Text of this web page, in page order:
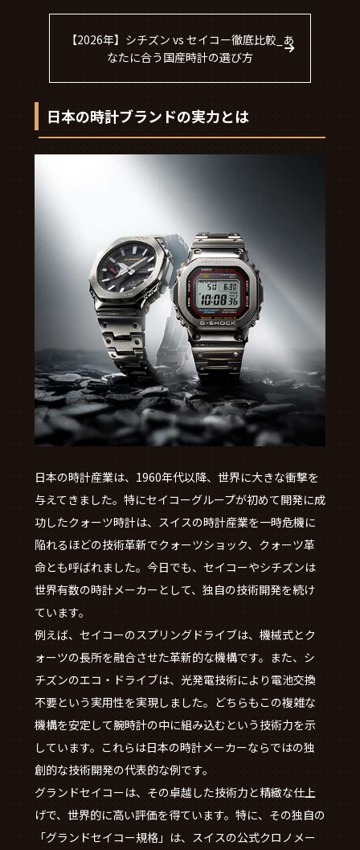
【2026年】シチズン vs セイコー徹底比較_あ
なたに合う国産時計の選び方
日本の時計ブランドの実力とは
日本の時計産業は、1960年代以降、世界に大きな衝撃を
与えてきました。特にセイコーグループが初めて開発に成
功したクォーツ時計は、スイスの時計産業を一時危機に
陥れるほどの技術革新でクォーツショック、クォーツ革
命とも呼ばれました。今日でも、セイコーやシチズンは
世界有数の時計メーカーとして、独自の技術開発を続け
ています。
例えば、セイコーのスプリングドライブは、機械式とク
ォーツの長所を融合させた革新的な機構です。また、シ
チズンのエコ・ドライブは、光発電技術により電池交換
不要という実用性を実現しました。どちらもこの複雑な
機構を安定して腕時計の中に組み込むという技術力を示
しています。これらは日本の時計メーカーならではの独
創的な技術開発の代表的な例です。
グランドセイコーは、その卓越した技術力と精緻な仕上
げで、世界的に高い評価を得ています。特に、その独自の
「グランドセイコー規格」は、スイスの公式クロノメー